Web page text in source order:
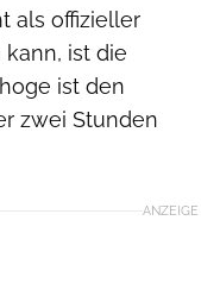
als offizieller
ist die
ist den
zwei Stunden
ANZEIGE